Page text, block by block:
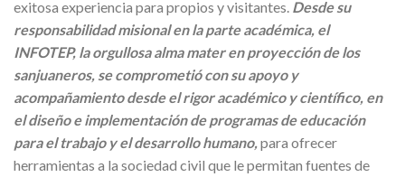
exitosa experiencia para propios y visitantes. Desde su
responsabilidad misional en la parte académica, el
INFOTEP, la orgullosa alma mater en proyección de los
sanjuaneros, se comprometió con su apoyo y
acompañamiento desde el rigor académico y científico, en
el diseño e implementación de programas de educación
para el trabajo y el desarrollo humano,para ofrecer
herramientas a la sociedad civil que le permitan fuentes de